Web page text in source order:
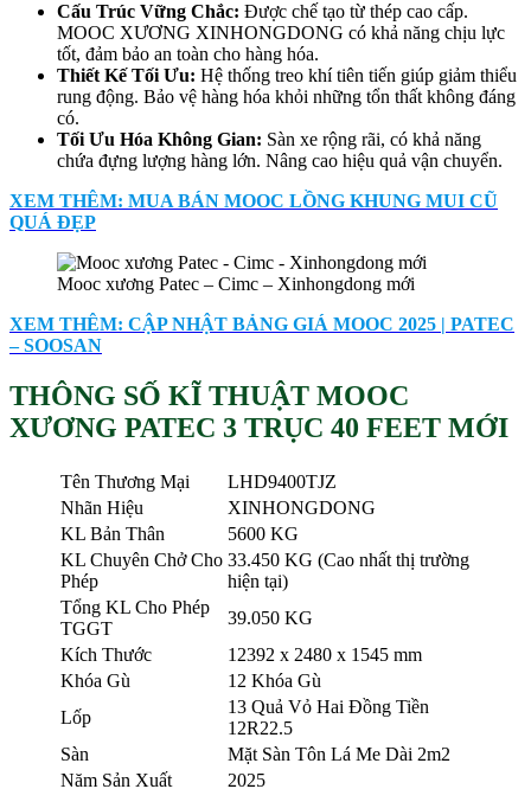
Cấu Trúc Vững Chắc: Được chế tạo từ thép cao cấp.
MOOC XƯƠNG XINHONGDONG có khả năng chịu lực
tốt, đảm bảo an toàn cho hàng hóa.
Thiết Kế Tối Ưu: Hệ thống treo khí tiên tiến giúp giảm thiểu
rung động. Bảo vệ hàng hóa khỏi những tổn thất không đáng
có.
Tối Ưu Hóa Không Gian: Sàn xe rộng rãi, có khả năng
chứa đựng lượng hàng lớn. Nâng cao hiệu quả vận chuyển.
XEM THÊM: MUA BÁN MOOC LỒNG KHUNG MUI CŨ
QUÁ ĐẸP
Mooc xương Patec – Cimc – Xinhongdong mới
XEM THÊM: CẬP NHẬT BẢNG GIÁ MOOC 2025 | PATEC
– SOOSAN
THÔNG SỐ KĨ THUẬT MOOC
XƯƠNG PATEC 3 TRỤC 40 FEET MỚI
Tên Thương Mại
LHD9400TJZ
Nhãn Hiệu
XINHONGDONG
KL Bản Thân
5600 KG
KL Chuyên Chở Cho
Phép
33.450 KG (Cao nhất thị trường
hiện tại)
Tổng KL Cho Phép
TGGT
39.050 KG
Kích Thước
12392 x 2480 x 1545 mm
Khóa Gù
12 Khóa Gù
Lốp
13 Quả Vỏ Hai Đồng Tiền
12R22.5
Sàn
Mặt Sàn Tôn Lá Me Dài 2m2
Năm Sản Xuất
2025